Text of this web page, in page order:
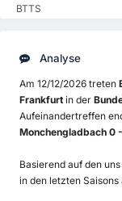
BTTS
Analyse
Am 12/12/2026 treten
Frankfurt in der
Aufeinandertreffen
Monchengladbach 0
Basierend auf den
in den letzten